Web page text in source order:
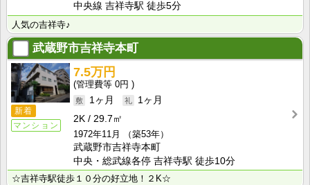
中央線 吉祥寺駅 徒歩5分
人気の吉祥寺♪
武蔵野市吉祥寺本町
新着
マンション
7.5万円
0円
1ヶ月
1ヶ月
2K
29.7㎡
1972年11月
（築53年）
武蔵野市吉祥寺本町
中央・総武線各停 吉祥寺駅 徒歩10分
☆吉祥寺駅徒歩１０分の好立地！２K☆